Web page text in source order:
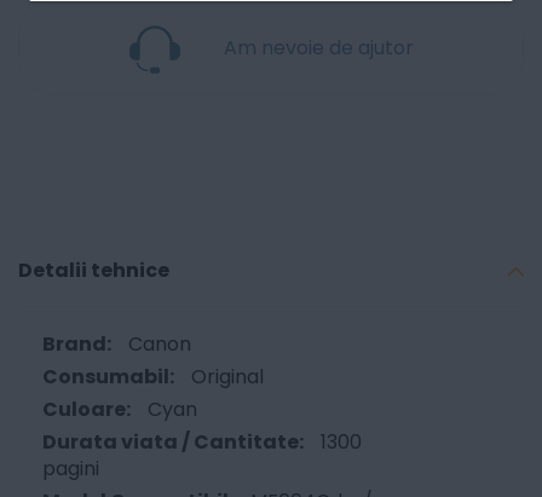
Am nevoie de ajutor
Detalii tehnice
Canon
Original
Cyan
1300
pagini